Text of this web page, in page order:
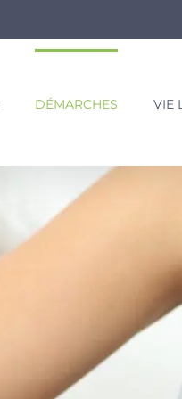
DÉMARCHES VIE